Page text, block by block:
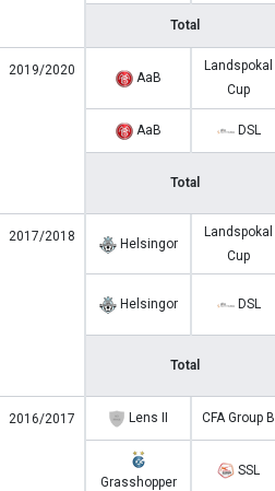
Total
2019/2020 AaB
Landspokal
Cup
AaB DSL
Total
2017/2018 Helsingor
Landspokal
Cup
Helsingor DSL
Total
2016/2017 Lens II CFA Group B
Grasshopper
SSL